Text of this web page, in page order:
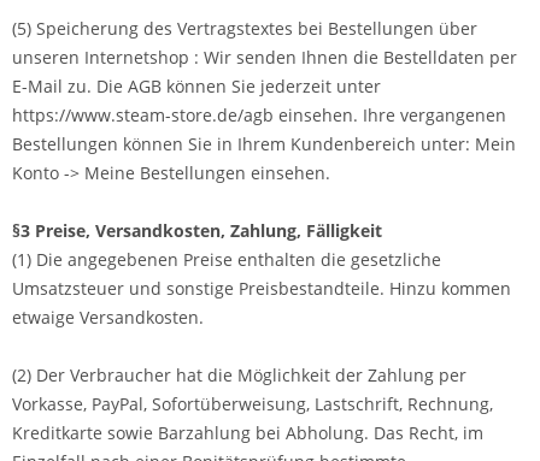
(5) Speicherung des Vertragstextes bei Bestellungen über
unseren Internetshop : Wir senden Ihnen die Bestelldaten per
E-Mail zu. Die AGB können Sie jederzeit unter
https://www.steam-store.de/agb einsehen. Ihre vergangenen
Bestellungen können Sie in Ihrem Kundenbereich unter: Mein
Konto -> Meine Bestellungen einsehen.
§3 Preise, Versandkosten, Zahlung, Fälligkeit
(1) Die angegebenen Preise enthalten die gesetzliche
Umsatzsteuer und sonstige Preisbestandteile. Hinzu kommen
etwaige Versandkosten.
(2) Der Verbraucher hat die Möglichkeit der Zahlung per
Vorkasse, PayPal, Sofortüberweisung, Lastschrift, Rechnung,
Kreditkarte sowie Barzahlung bei Abholung. Das Recht, im